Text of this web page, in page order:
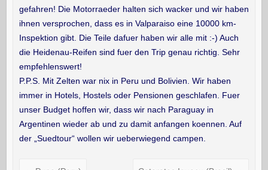
gefahren! Die Motorraeder halten sich wacker und wir haben
ihnen versprochen, dass es in Valparaiso eine 10000 km-
Inspektion gibt. Die Teile dafuer haben wir alle mit :-) Auch
die Heidenau-Reifen sind fuer den Trip genau richtig. Sehr
empfehlenswert!
P.P.S. Mit Zelten war nix in Peru und Bolivien. Wir haben
immer in Hotels, Hostels oder Pensionen geschlafen. Fuer
unser Budget hoffen wir, dass wir nach Paraguay in
Argentinen wieder ab und zu damit anfangen koennen. Auf
der „Suedtour“ wollen wir ueberwiegend campen.